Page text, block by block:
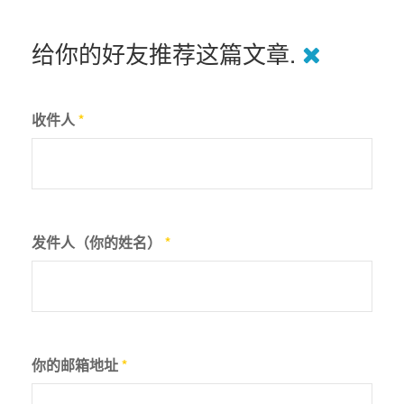
给你的好友推荐这篇文章.
收件人*
发件人（你的姓名） *
你的邮箱地址*